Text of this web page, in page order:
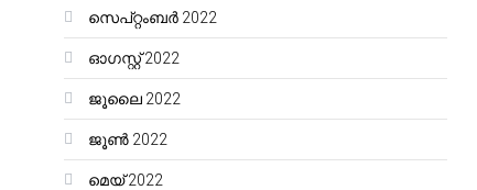
സെപ്റ്റംബർ 2022
ഓഗസ്റ്റ്‌ 2022
ജൂലൈ 2022
ജൂൺ 2022
മെയ്‌ 2022